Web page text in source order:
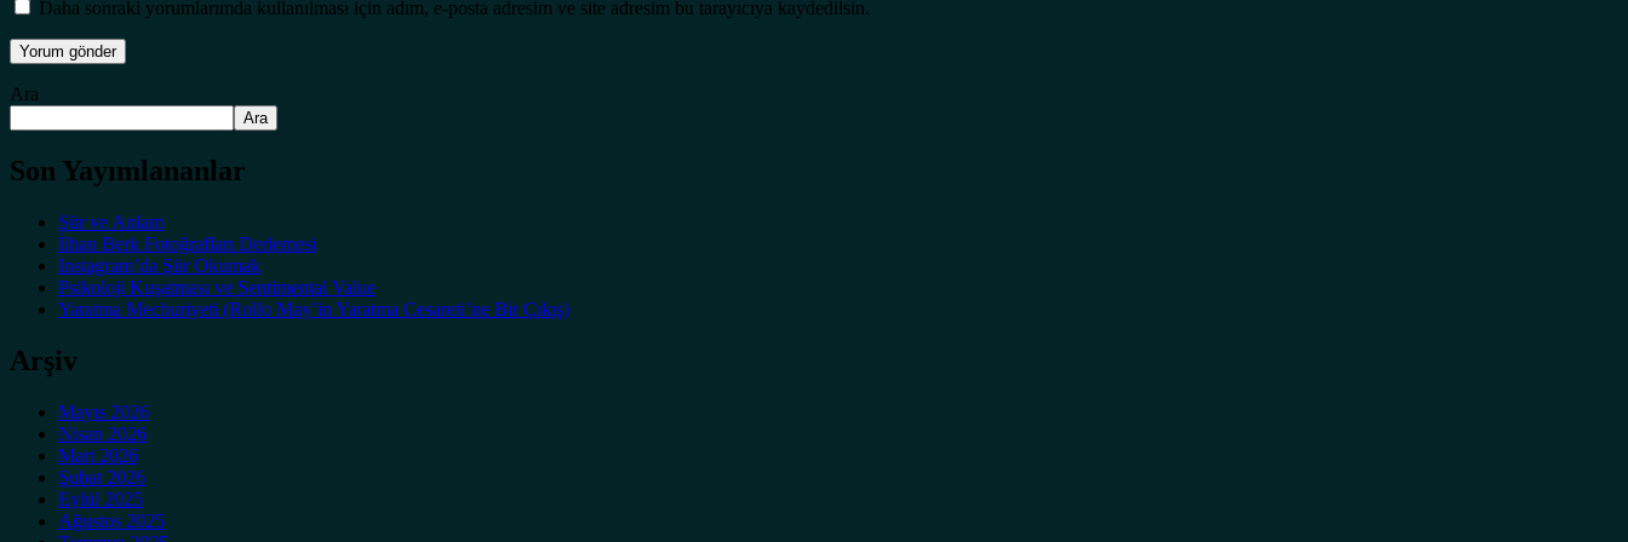
Daha sonraki yorumlarımda kullanılması için adım, e-posta adresim ve site adresim bu tarayıcıya kaydedilsin.
Ara
Ara
Son Yayımlananlar
Şiir ve Anlam
İlhan Berk Fotoğrafları Derlemesi
Instagram’da Şiir Okumak
Psikoloji Kuşatması ve Sentimental Value
Yaratma Mecburiyeti (Rollo May’in Yaratma Cesareti’ne Bir Çıkış)
Arşiv
Mayıs 2026
Nisan 2026
Mart 2026
Şubat 2026
Eylül 2025
Ağustos 2025